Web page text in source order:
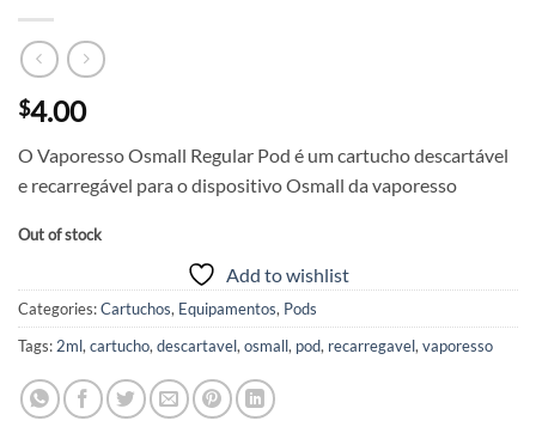
$4.00
O Vaporesso Osmall Regular Pod é um cartucho descartável
e recarregável para o dispositivo Osmall da vaporesso
Out of stock
Add to wishlist
Categories:Cartuchos, Equipamentos, Pods
Tags: 2ml, cartucho, descartavel, osmall, pod, recarregavel, vaporesso